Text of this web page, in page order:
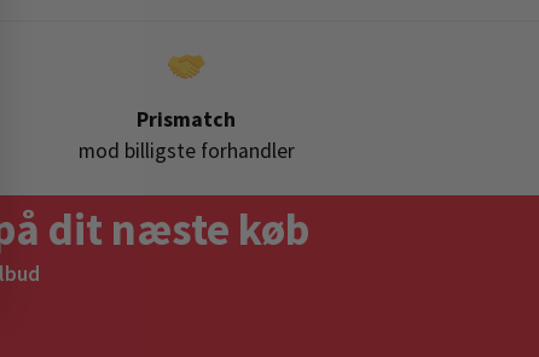
Prismatch
mod billigste forhandler
dit næste køb